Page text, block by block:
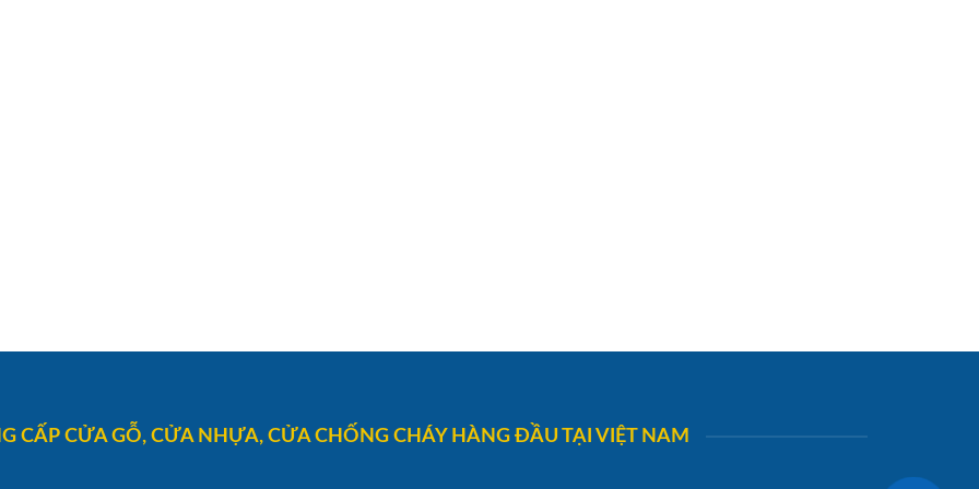
CẤP CỬA GỖ, CỬA NHỰA, CỬA CHỐNG CHÁY HÀNG ĐẦU TẠI VIỆT NAM